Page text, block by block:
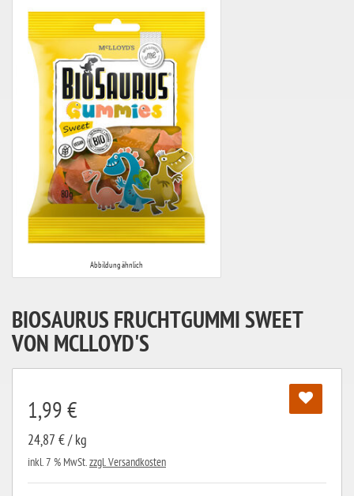
Abbildung ähnlich
BIOSAURUS FRUCHTGUMMI SWEET
VON MCLLOYD'S
1,99 €
24,87 € / kg
inkl. 7 % MwSt.zzgl. Versandkosten